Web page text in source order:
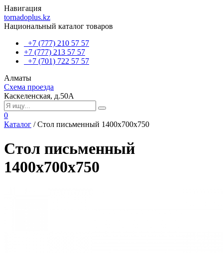
Навигация
tornadoplus.kz
Национальный каталог товаров
+7 (777) 210 57 57
+7 (777) 213 57 57
+7 (701) 722 57 57
Алматы
Схема проезда
Каскеленская, д.50А
0
Каталог /Стол письменный 1400х700х750
Стол письменный
1400х700х750